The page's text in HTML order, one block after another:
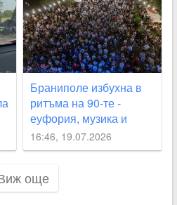
Браниполе избухна в
ритъма на 90-те -
еуфория, музика и
хиляди сърца в един
ритъм
16:46, 19.07.2026
още